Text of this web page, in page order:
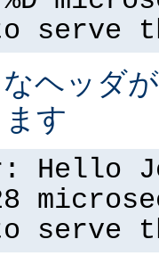
serve
ヘッダ
す
Hello
serve